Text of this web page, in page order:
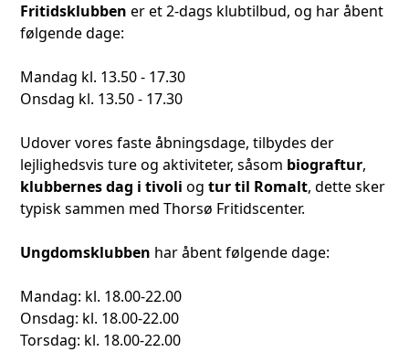
Fritidsklubben er et 2-dags klubtilbud, og har åbent
følgende dage:
Mandag kl. 13.50 - 17.30
Onsdag kl. 13.50 - 17.30
Udover vores faste åbningsdage, tilbydes der
lejlighedsvis ture og aktiviteter, såsom biograftur,
klubbernes dag i tivoli og tur til Romalt, dette sker
typisk sammen med Thorsø Fritidscenter.
Ungdomsklubben har åbent følgende dage:
Mandag: kl. 18.00-22.00
Onsdag: kl. 18.00-22.00
Torsdag: kl. 18.00-22.00